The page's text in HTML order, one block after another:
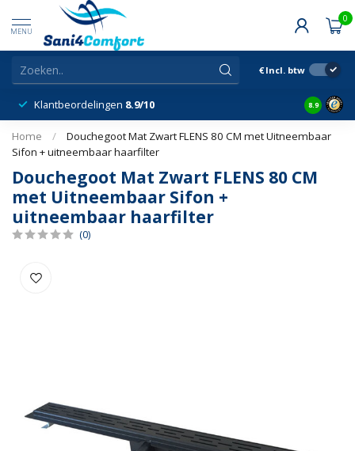
MENU
0
€ Incl. btw
Klantbeordelingen 8.9/10 8.9
Home /
Douchegoot Mat Zwart FLENS 80 CM met Uitneembaar
Sifon + uitneembaar haarfilter
Douchegoot Mat Zwart FLENS 80 CM
met Uitneembaar Sifon +
uitneembaar haarfilter
(0)